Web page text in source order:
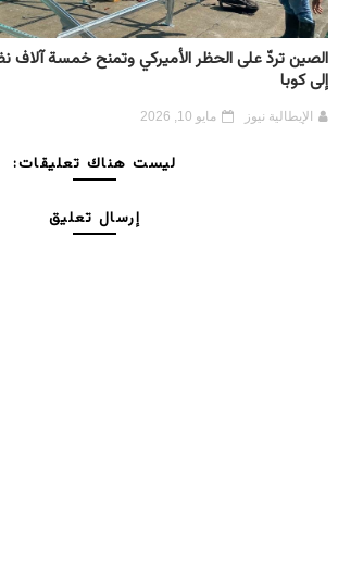
الصين تردّ على الحظر الأميركي وتمنح خمسة آلاف
إلى كوبا
الإيطالية نيوز مايو 10, 2026
ليست هناك تعليقات:
إرسال تعليق